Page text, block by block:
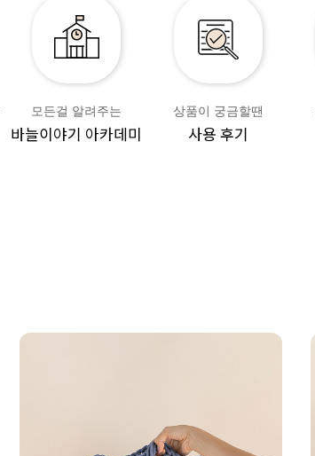
모든걸 알려주는
바늘이야기 아카데미
상품이 궁금할땐
사용 후기